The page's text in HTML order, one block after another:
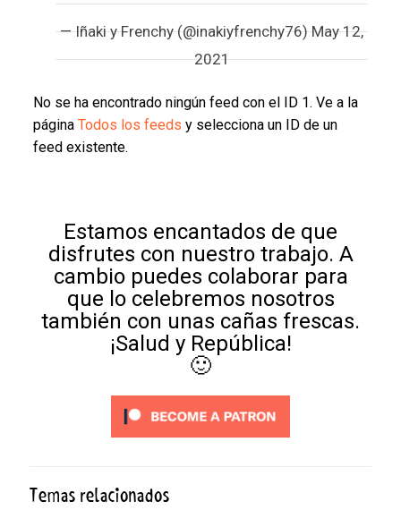
— Iñaki y Frenchy (@inakiyfrenchy76)May 12,
2021
No se ha encontrado ningún feed con el ID 1. Ve a la
página Todos los feeds y selecciona un ID de un
feed existente.
Estamos encantados de que
disfrutes con nuestro trabajo. A
cambio puedes colaborar para
que lo celebremos nosotros
también con unas cañas frescas.
¡Salud y República!
🙂
Temas relacionados